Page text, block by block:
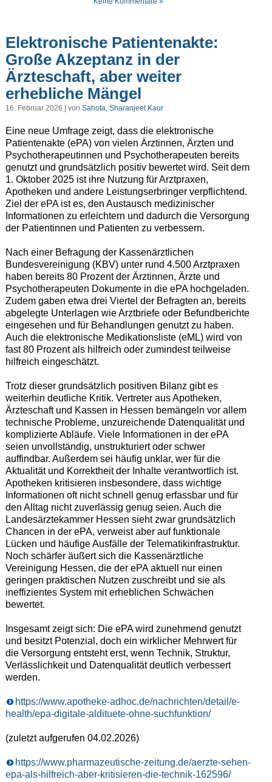
Elektronische Patientenakte:
Große Akzeptanz in der
Ärzteschaft, aber weiter
erhebliche Mängel
16. Februar 2026 | von Sahota, Sharanjeet Kaur
Eine neue Umfrage zeigt, dass die elektronische
Patientenakte (ePA) von vielen Ärztinnen, Ärzten und
Psychotherapeutinnen und Psychotherapeuten bereits
genutzt und grundsätzlich positiv bewertet wird. Seit dem
1. Oktober 2025 ist ihre Nutzung für Arztpraxen,
Apotheken und andere Leistungserbringer verpflichtend.
Ziel der ePA ist es, den Austausch medizinischer
Informationen zu erleichtern und dadurch die Versorgung
der Patientinnen und Patienten zu verbessern.
Nach einer Befragung der Kassenärztlichen
Bundesvereinigung (KBV) unter rund 4.500 Arztpraxen
haben bereits 80 Prozent der Ärztinnen, Ärzte und
Psychotherapeuten Dokumente in die ePA hochgeladen.
Zudem gaben etwa drei Viertel der Befragten an, bereits
abgelegte Unterlagen wie Arztbriefe oder Befundberichte
eingesehen und für Behandlungen genutzt zu haben.
Auch die elektronische Medikationsliste (eML) wird von
fast 80 Prozent als hilfreich oder zumindest teilweise
hilfreich eingeschätzt.
Trotz dieser grundsätzlich positiven Bilanz gibt es
weiterhin deutliche Kritik. Vertreter aus Apotheken,
Ärzteschaft und Kassen in Hessen bemängeln vor allem
technische Probleme, unzureichende Datenqualität und
komplizierte Abläufe. Viele Informationen in der ePA
seien unvollständig, unstrukturiert oder schwer
auffindbar. Außerdem sei häufig unklar, wer für die
Aktualität und Korrektheit der Inhalte verantwortlich ist.
Apotheken kritisieren insbesondere, dass wichtige
Informationen oft nicht schnell genug erfassbar und für
den Alltag nicht zuverlässig genug seien. Auch die
Landesärztekammer Hessen sieht zwar grundsätzlich
Chancen in der ePA, verweist aber auf funktionale
Lücken und häufige Ausfälle der Telematikinfrastruktur.
Noch schärfer äußert sich die Kassenärztliche
Vereinigung Hessen, die der ePA aktuell nur einen
geringen praktischen Nutzen zuschreibt und sie als
ineffizientes System mit erheblichen Schwächen
bewertet.
Insgesamt zeigt sich: Die ePA wird zunehmend genutzt
und besitzt Potenzial, doch ein wirklicher Mehrwert für
die Versorgung entsteht erst, wenn Technik, Struktur,
Verlässlichkeit und Datenqualität deutlich verbessert
werden.
https://www.apotheke-adhoc.de/nachrichten/detail/e-
health/epa-digitale-aldituete-ohne-suchfunktion/
(zuletzt aufgerufen 04.02.2026)
https://www.pharmazeutische-zeitung.de/aerzte-sehen-
epa-als-hilfreich-aber-kritisieren-die-technik-162596/